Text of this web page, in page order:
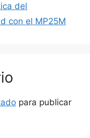
del
con el MP25M
para publicar